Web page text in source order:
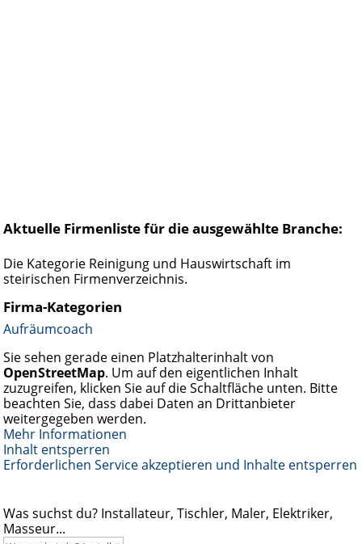
Aktuelle Firmenliste für die ausgewählte Branche:
Die Kategorie Reinigung und Hauswirtschaft im
steirischen Firmenverzeichnis.
Firma-Kategorien
Aufräumcoach
Sie sehen gerade einen Platzhalterinhalt von
OpenStreetMap. Um auf den eigentlichen Inhalt
zuzugreifen, klicken Sie auf die Schaltfläche unten. Bitte
beachten Sie, dass dabei Daten an Drittanbieter
weitergegeben werden.
Mehr Informationen
Inhalt entsperren
Erforderlichen Service akzeptieren und Inhalte entsperren
Was suchst du? Installateur, Tischler, Maler, Elektriker,
Masseur...